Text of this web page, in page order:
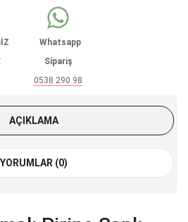
Whatsapp
Sipariş
0538 290 98
AÇIKLAMA
YORUMLAR (0)